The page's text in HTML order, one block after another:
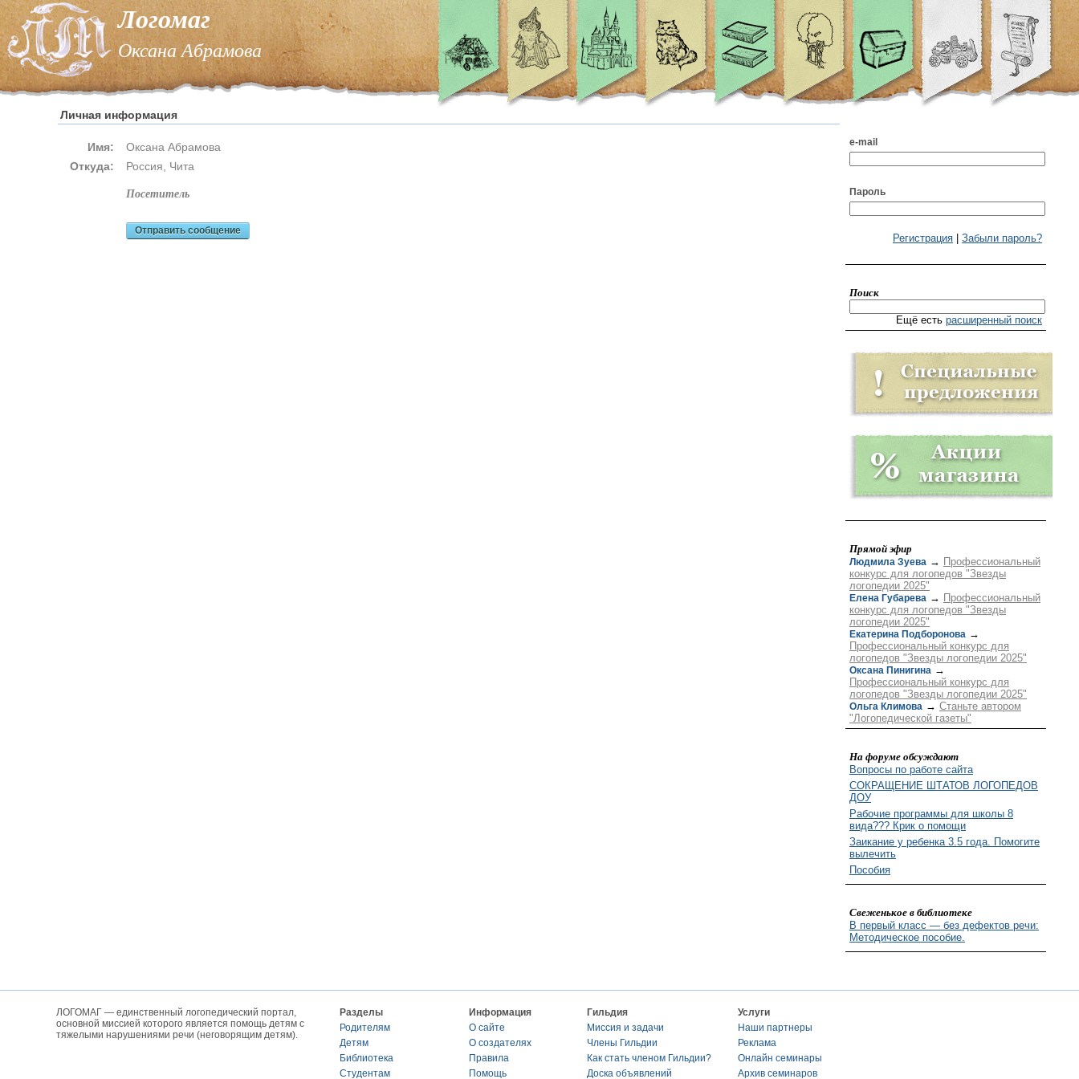
Логомаг
Оксана Абрамова
Личная информация
Имя:
Оксана Абрамова
Откуда:
Россия, Чита
посетитель
Отправить сообщение
e-mail
Пароль
Регистрация Забыли пароль?
Поиск
Ещё есть расширенный поиск
Прямой эфир
Людмила Зуева → Профессиональный
конкурс для логопедов "Звезды
логопедии 2025"
Елена Губарева → Профессиональный
конкурс для логопедов "Звезды
логопедии 2025"
Екатерина Подборонова →
Профессиональный конкурс для
логопедов "Звезды логопедии 2025"
Оксана Пинигина →
Профессиональный конкурс для
логопедов "Звезды логопедии 2025"
Ольга Климова → Станьте автором
"Логопедической газеты"
На форуме обсуждают
Вопросы по работе сайта
СОКРАЩЕНИЕ ШТАТОВ ЛОГОПЕДОВ
ДОУ
Рабочие программы для школы 8
вида??? Крик о помощи
Заикание у ребенка 3.5 года. Помогите
вылечить
Пособия
Свеженькое в библиотеке
В первый класс — без дефектов речи:
Методическое пособие.
ЛОГОМАГ — единственный логопедический портал,
основной миссией которого является помощь детям с
тяжелыми нарушениями речи (неговорящим детям).
Разделы
Родителям
Детям
Библиотека
Студентам
Информация
О сайте
О создателях
Правила
Помощь
Гильдия
Миссия и задачи
Члены Гильдии
Как стать членом Гильдии?
Доска объявлений
Услуги
Наши партнеры
Реклама
Онлайн семинары
Архив семинаров